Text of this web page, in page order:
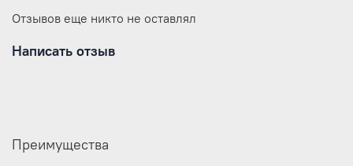
Отзывов еще никто не оставлял
Написать отзыв
Преимущества